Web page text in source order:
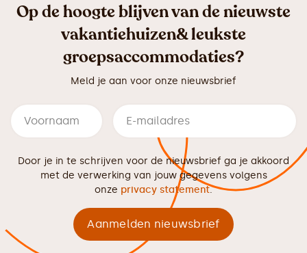
Op de hoogte blijven van de nieuwste
vakantiehuizen& leukste
groepsaccommodaties?
Meld je aan voor onze nieuwsbrief
Door je in te schrijven voor de nieuwsbrief ga je akkoord
met de verwerking van jouw gegevens volgens
onze privacy statement.